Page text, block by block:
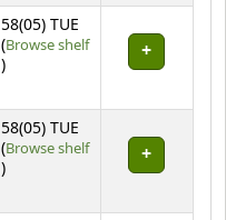
58(05) TUE
(Browse shelf
(Opens below)
)
58(05) TUE
(Browse shelf
(Opens below)
)